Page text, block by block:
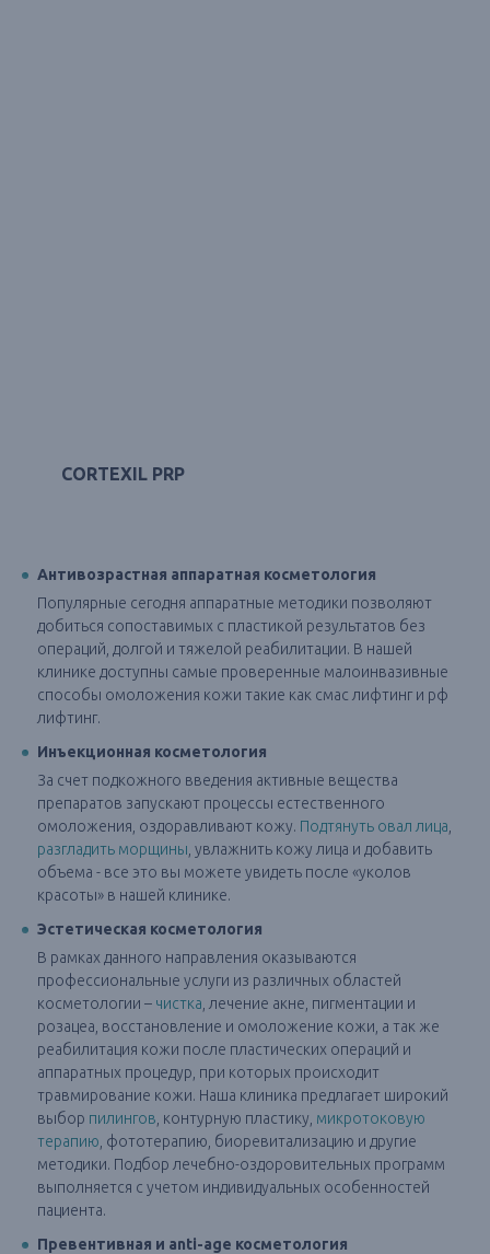
CORTEXIL PRP
Антивозрастная аппаратная косметология
Популярные сегодня аппаратные методики позволяют
добиться сопоставимых с пластикой результатов без
операций, долгой и тяжелой реабилитации. В нашей
клинике доступны самые проверенные малоинвазивные
способы омоложения кожи такие как смас лифтинг и рф
лифтинг.
Инъекционная косметология
За счет подкожного введения активные вещества
препаратов запускают процессы естественного
омоложения, оздоравливают кожу. Подтянуть овал лица
разгладить морщины , увлажнить кожу лица и добавить
объема - все это вы можете увидеть после «уколов
красоты» в нашей клинике.
Эстетическая косметология
В рамках данного направления оказываются
профессиональные услуги из различных областей
косметологии – чистка , лечение акне, пигментации и
розацеа, восстановление и омоложение кожи, а так же
реабилитация кожи после пластических операций и
аппаратных процедур, при которых происходит
травмирование кожи. Наша клиника предлагает широкий
выбор пилингов , контурную пластику, микротоковую
терапию , фототерапию, биоревитализацию и другие
методики. Подбор лечебно-оздоровительных программ
выполняется с учетом индивидуальных особенностей
пациента.
Превентивная и anti-age косметология